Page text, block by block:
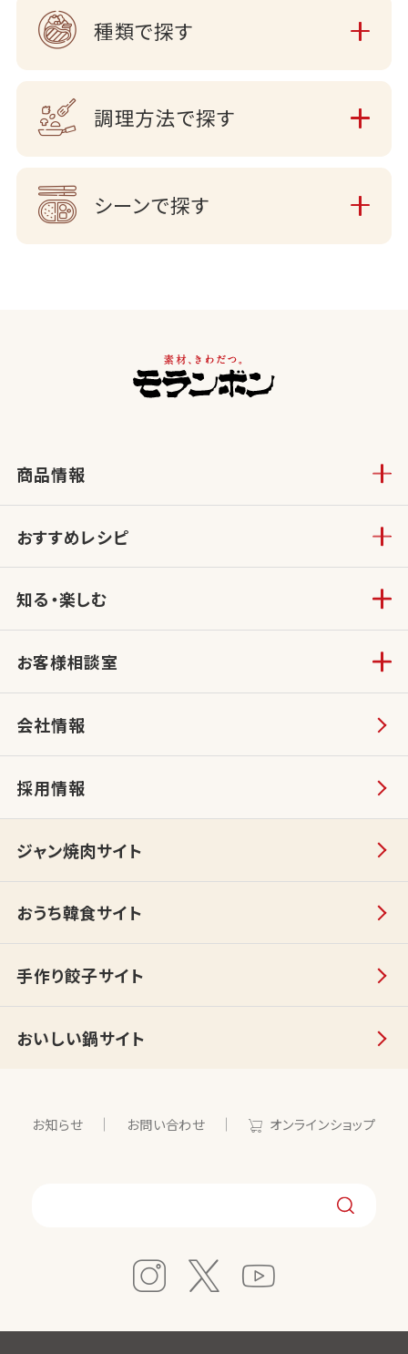
種類で探す
調理方法で探す
シーンで探す
商品情報
おすすめレシピ
知る・楽しむ
お客様相談室
会社情報
採用情報
ジャン焼肉サイト
おうち韓食サイト
手作り餃子サイト
おいしい鍋サイト
お知らせ お問い合わせ オンラインショップ